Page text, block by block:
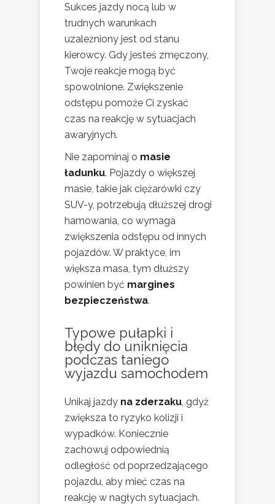
Sukces jazdy nocą lub w
trudnych warunkach
uzależniony jest od stanu
kierowcy. Gdy jesteś zmęczony,
Twoje reakcje mogą być
spowolnione. Zwiększenie
odstępu pomoże Ci zyskać
czas na reakcję w sytuacjach
awaryjnych.
Nie zapominaj o masie
ładunku. Pojazdy o większej
masie, takie jak ciężarówki czy
SUV-y, potrzebują dłuższej drogi
hamowania, co wymaga
zwiększenia odstępu od innych
pojazdów. W praktyce, im
większa masa, tym dłuższy
powinien być margines
bezpieczeństwa.
Typowe pułapki i
błędy do uniknięcia
podczas taniego
wyjazdu samochodem
Unikaj jazdy na zderzaku , gdyż
zwiększa to ryzyko kolizji i
wypadków. Koniecznie
zachowuj odpowiednią
odległość od poprzedzającego
pojazdu, aby mieć czas na
reakcję w nagłych sytuacjach.